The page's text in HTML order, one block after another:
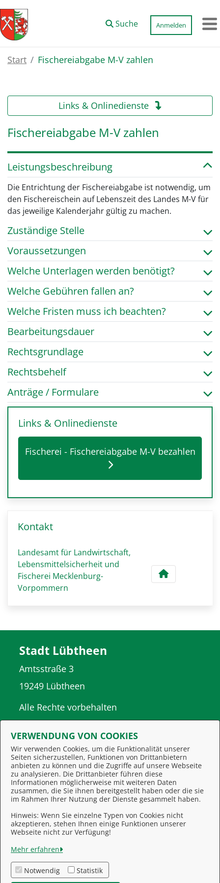
Zum Hauptinhalt springen
Suche
Anmelden
Start Fischereiabgabe M-V zahlen
Links & Onlinedienste
Fischereiabgabe M-V zahlen
Leistungsbeschreibung
Die Entrichtung der Fischereiabgabe ist notwendig, um
den Fischereischein auf Lebenszeit des Landes M-V für
das jeweilige Kalenderjahr gültig zu machen.
Zuständige Stelle
Voraussetzungen
Welche Unterlagen werden benötigt?
Welche Gebühren fallen an?
Welche Fristen muss ich beachten?
Bearbeitungsdauer
Rechtsgrundlage
Rechtsbehelf
Anträge / Formulare
Links & Onlinedienste
Fischerei - Fischereiabgabe M-V bezahlen
Kontakt
Landesamt für Landwirtschaft,
Lebensmittelsicherheit und
Fischerei Mecklenburg-
Vorpommern
Behördennummer 115
Stadt Lübtheen
Amtsstraße 3
19249 Lübtheen
Alle Rechte vorbehalten
Feedback
Impressum
Kontakt
VERWENDUNG VON COOKIES
Wir verwenden Cookies, um die Funktionalität unserer
Seiten sicherzustellen, Funktionen von Drittanbietern
anbieten zu können und die Zugriffe auf unsere Webseite
zu analysieren. Die Drittanbieter führen diese
Informationen möglicherweise mit weiteren Daten
zusammen, die Sie ihnen bereitgestellt haben oder die sie
im Rahmen Ihrer Nutzung der Dienste gesammelt haben.
Hinweis: Wenn Sie einzelne Typen von Cookies nicht
akzeptieren, stehen Ihnen einige Funktionen unserer
Webseite nicht zur Verfügung!
Mehr erfahren
Notwendig Statistik